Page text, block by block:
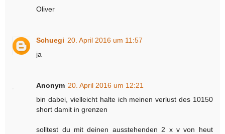
Oliver
Schuegi 20. April 2016 um 11:57
ja
Anonym 20. April 2016 um 12:21
bin dabei, vielleicht halte ich meinen verlust des 10150
short damit in grenzen
solltest du mit deinen ausstehenden 2 x v von heut